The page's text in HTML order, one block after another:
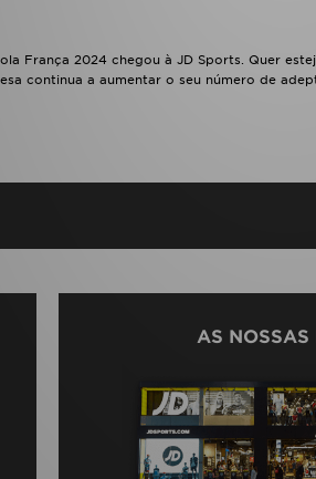
França 2024 chegou à JD Sports. Quer
continua a aumentar o seu número de
AS NOSSAS